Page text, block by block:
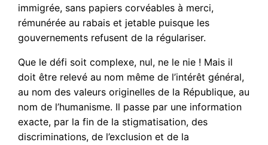
immigrée, sans papiers corvéables à merci,
rémunérée au rabais et jetable puisque les
gouvernements refusent de la régulariser.
Que le défi soit complexe, nul, ne le nie ! Mais il
doit être relevé au nom même de l’intérêt général,
au nom des valeurs originelles de la République, au
nom de l’humanisme. Il passe par une information
exacte, par la fin de la stigmatisation, des
discriminations, de l’exclusion et de la